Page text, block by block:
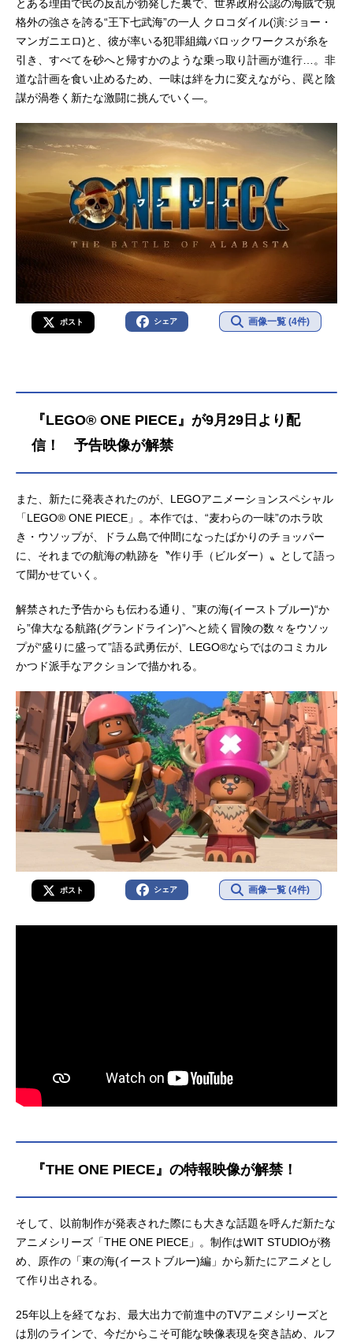
とある理由で民の反乱が勃発した裏で、世界政府公認の海賊で規
格外の強さを誇る“王下七武海”の一人 クロコダイル(演:ジョー・
マンガニエロ)と、彼が率いる犯罪組織バロックワークスが糸を
引き、すべてを砂へと帰すかのような乗っ取り計画が進行…。非
道な計画を食い止めるため、一味は絆を力に変えながら、罠と陰
謀が渦巻く新たな激闘に挑んでいく―。
ポスト シェア 画像一覧 (4件)
『LEGO® ONE PIECE』が9月29日より配
信！ 予告映像が解禁
また、新たに発表されたのが、LEGOアニメーションスペシャル
「LEGO® ONE PIECE」。本作では、“麦わらの一味”のホラ吹
き・ウソップが、ドラム島で仲間になったばかりのチョッパー
に、それまでの航海の軌跡を〝作り手（ビルダー）〟として語っ
て聞かせていく。
解禁された予告からも伝わる通り、”東の海(イーストブルー)“か
ら”偉大なる航路(グランドライン)”へと続く冒険の数々をウソッ
プが“盛りに盛って”語る武勇伝が、LEGO®ならではのコミカル
かつド派手なアクションで描かれる。
ポスト シェア 画像一覧 (4件)
『THE ONE PIECE』の特報映像が解禁！
そして、以前制作が発表された際にも大きな話題を呼んだ新たな
アニメシリーズ「THE ONE PIECE」。制作はWIT STUDIOが務
め、原作の「東の海(イーストブルー)編」から新たにアニメとし
て作り出される。
25年以上を経てなお、最大出力で前進中のTVアニメシリーズと
は別のラインで、今だからこそ可能な映像表現を突き詰め、ルフ